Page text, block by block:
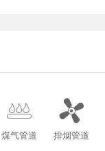

煤气管道

排烟管道